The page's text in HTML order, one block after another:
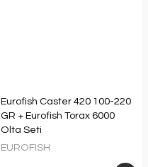
Eurofish Caster 420 100-220
GR + Eurofish Torax 6000
Olta Seti
EUROFISH